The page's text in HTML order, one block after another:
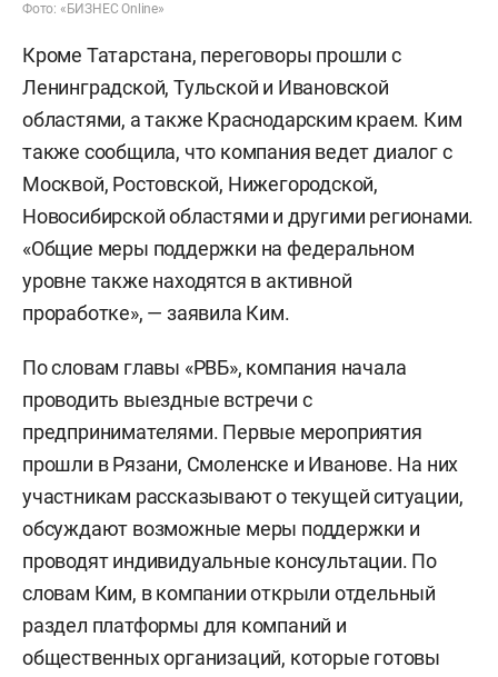
Фото: «БИЗНЕС Online»
Кроме Татарстана, переговоры прошли с
Ленинградской, Тульской и Ивановской
областями, а также Краснодарским краем. Ким
также сообщила, что компания ведет диалог с
Москвой, Ростовской, Нижегородской,
Новосибирской областями и другими регионами.
«Общие меры поддержки на федеральном
уровне также находятся в активной
проработке», — заявила Ким.
По словам главы «РВБ», компания начала
проводить выездные встречи с
предпринимателями. Первые мероприятия
прошли в Рязани, Смоленске и Иванове. На них
участникам рассказывают о текущей ситуации,
обсуждают возможные меры поддержки и
проводят индивидуальные консультации. По
словам Ким, в компании открыли отдельный
раздел платформы для компаний и
общественных организаций, которые готовы